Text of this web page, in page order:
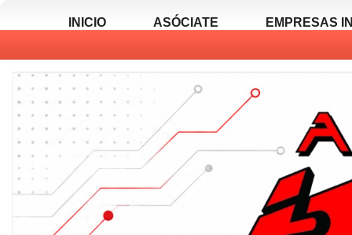
INICIO ASÓCIATE EMPRESAS